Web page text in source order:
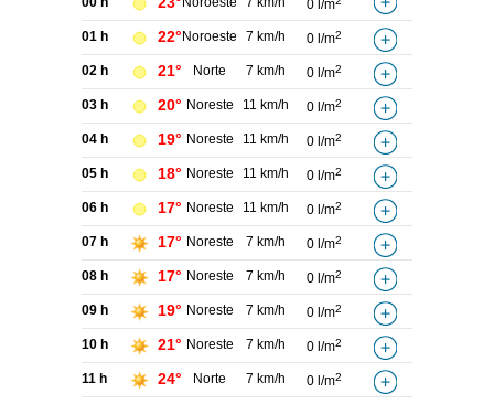
0 l/m
01 h 22° Noroeste 7 km/h 0 l/m2
02 h 21° Norte 7 km/h 0 l/m2
03 h 20° Noreste 11 km/h 0 l/m2
04 h 19° Noreste 11 km/h 0 l/m2
05 h 18° Noreste 11 km/h 0 l/m2
06 h 17° Noreste 11 km/h 0 l/m2
07 h 17° Noreste 7 km/h 0 l/m2
08 h 17° Noreste 7 km/h 0 l/m2
09 h 19° Noreste 7 km/h 0 l/m2
10 h 21° Noreste 7 km/h 0 l/m2
11 h 24° Norte 7 km/h 0 l/m2